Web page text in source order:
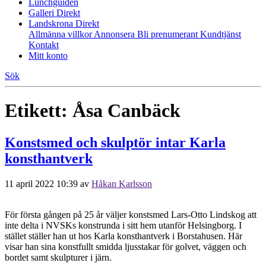
Lunchguiden
Galleri Direkt
Landskrona Direkt
Allmänna villkorAnnonsera Bli prenumerant Kundtjänst
Kontakt
Mitt konto
Sök
Etikett: Åsa Canbäck
Konstsmed och skulptör intar Karla
konsthantverk
11 april 2022 10:39 av Håkan Karlsson
För första gången på 25 år väljer konstsmed Lars-Otto Lindskog att
inte delta i NVSKs konstrunda i sitt hem utanför Helsingborg. I
stället ställer han ut hos Karla konsthantverk i Borstahusen. Här
visar han sina konstfullt smidda ljusstakar för golvet, väggen och
bordet samt skulpturer i järn.